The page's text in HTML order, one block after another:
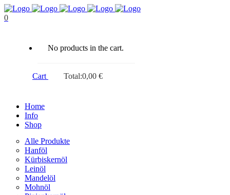
0
No products in the cart.
Cart Total:0,00 €
Home
Info
Shop
Alle Produkte
Hanföl
Kürbiskernöl
Leinöl
Mandelöl
Mohnöl